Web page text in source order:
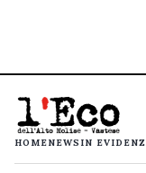
HOMENEWS IN